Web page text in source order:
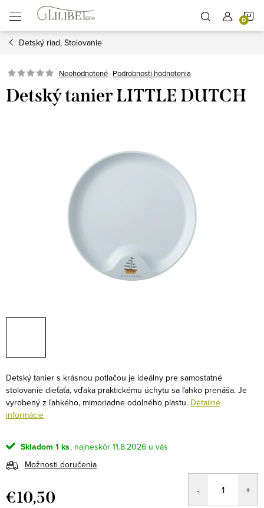
obsah
Detský riad, Stolovanie
Neohodnotené Podrobnosti hodnotenia
Detský tanier LITTLE DUTCH
Detský tanier s krásnou potlačou je ideálny pre samostatné
stolovanie dieťaťa, vďaka praktickému úchytu sa ľahko prenáša. Je
vyrobený z ľahkého, mimoriadne odolného plastu. Detailné
informácie
Skladom 1 ks
11.8.2026
Možnosti doručenia
€10,50